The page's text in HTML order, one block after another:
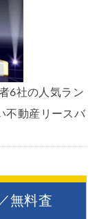
6社の人気ラン
不動産リースバ
無料査